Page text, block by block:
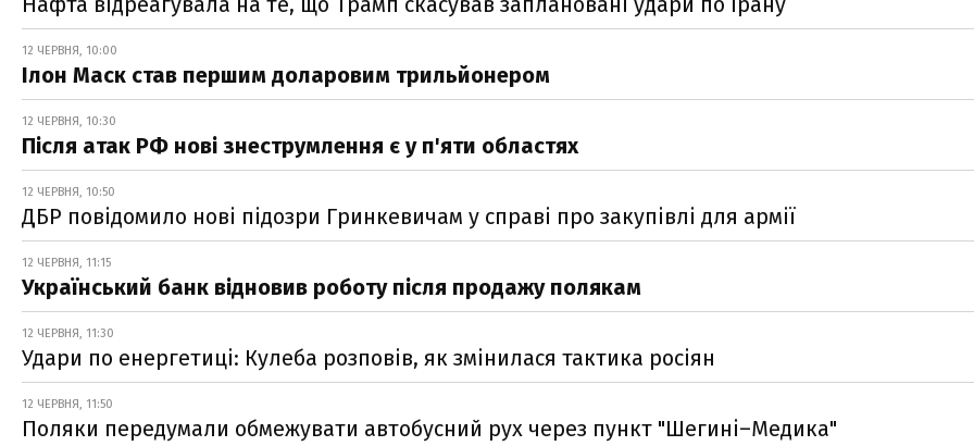
12 ЧЕРВНЯ, 10:00
Ілон Маск став першим доларовим трильйонером
12 ЧЕРВНЯ, 10:30
Після атак РФ нові знеструмлення є у п'яти областях
12 ЧЕРВНЯ, 10:50
ДБР повідомило нові підозри Гринкевичам у справі про закупівлі для армії
12 ЧЕРВНЯ, 11:15
Український банк відновив роботу після продажу полякам
12 ЧЕРВНЯ, 11:30
Удари по енергетиці: Кулеба розповів, як змінилася тактика росіян
12 ЧЕРВНЯ, 11:50
Поляки передумали обмежувати автобусний рух через пункт "Шегині–Медика"